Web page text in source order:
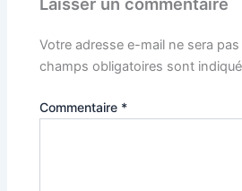
Laisser un commentaire
Votre adresse e-mail ne sera pas
champs obligatoires sont
Commentaire *